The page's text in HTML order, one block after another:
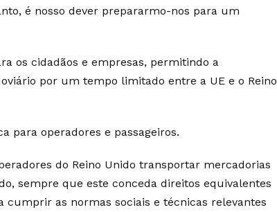
é nosso dever prepararmo-nos para um
os cidadãos e empresas, permitindo a
por um tempo limitado entre a UE e o Reino
para operadores e passageiros.
do Reino Unido transportar mercadorias
sempre que este conceda direitos equivalentes
cumprir as normas sociais e técnicas relevantes